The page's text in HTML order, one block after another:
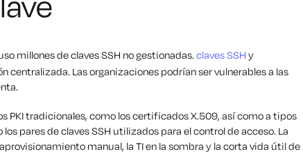
millones de claves SSH no gestionadas.claves SSH y
Las organizaciones podrían ser vulnerables a las
PKI tradicionales, como los certificados X.509, así como a tipos
pares de claves SSH utilizados para el control de acceso. La
manual, la TI en la sombra y la corta vida útil de